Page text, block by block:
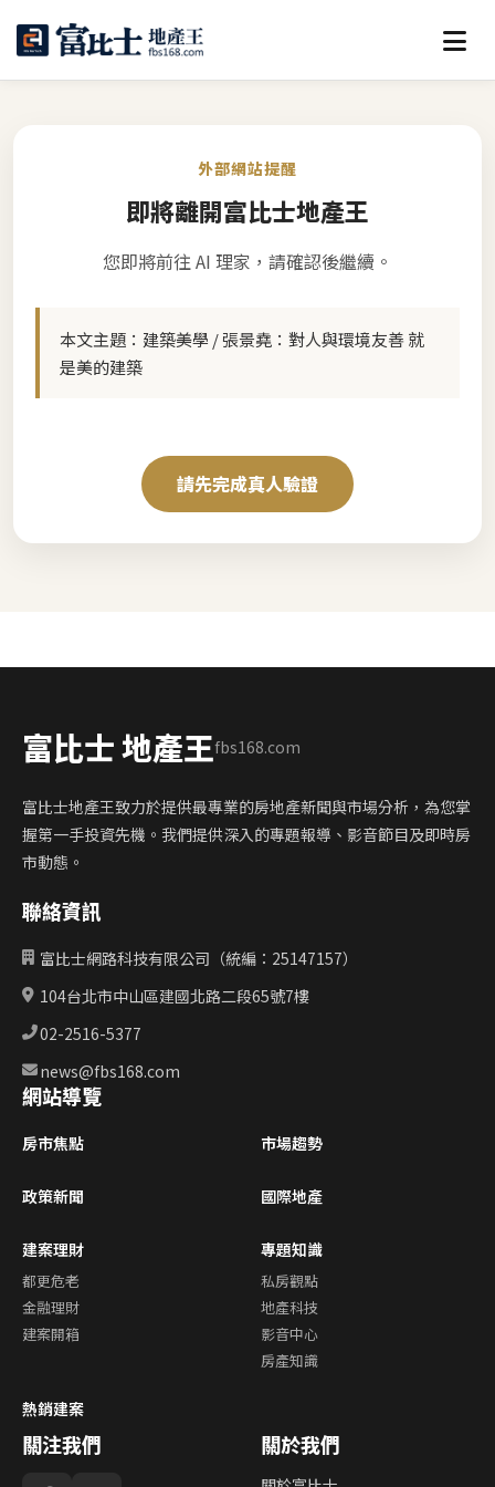
外部網站提醒
即將離開富比士地產王
您即將前往 AI 理家，請確認後繼續。
本文主題： 建築美學 / 張景堯：對人與環境友善 就
是美的建築
請先完成真人驗證
富比士 地產王fbs168.com
富比士地產王致力於提供最專業的房地產新聞與市場分析，為您掌
握第一手投資先機。我們提供深入的專題報導、影音節目及即時房
市動態。
聯絡資訊
富比士網路科技有限公司（統編：25147157）
104台北市中山區建國北路二段65號7樓
02-2516-5377
news@fbs168.com
網站導覽
房市焦點 市場趨勢
政策新聞 國際地產
建案理財
都更危老
金融理財
建案開箱
專題知識
私房觀點
地產科技
影音中心
房產知識
熱銷建案
關注我們 關於我們